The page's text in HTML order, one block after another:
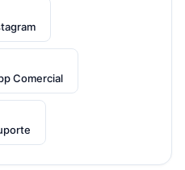
Comercial